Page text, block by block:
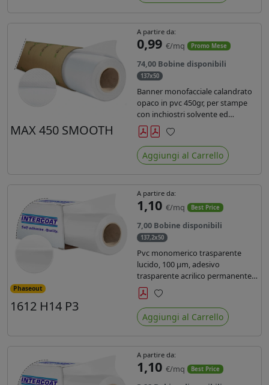
MAX 450 SMOOTH
A partire da:
0,99 €/mq Promo Mese
74,00 Bobine disponibili
137x50
Banner monofacciale calandrato
opaco in pvc 450gr, per stampe
con inchiostri solvente ed
ecosolvente , uv e latex.
Preferiti
Aggiungi al Carrello
Phaseout
1612 H14 P3
A partire da:
1,10 €/mq Best Price
7,00 Bobine disponibili
137,2x50
Pvc monomerico trasparente
lucido, 100 µm, adesivo
trasparente acrilico permanente
durata 3 anni, liner in carta kraft
monosiliconata da 135 gr, REACH
compliant per stampa con
inchiostri solvente ecosolvente uv
Preferiti
Aggiungi al Carrello
A partire da:
1,10 €/mq Best Price